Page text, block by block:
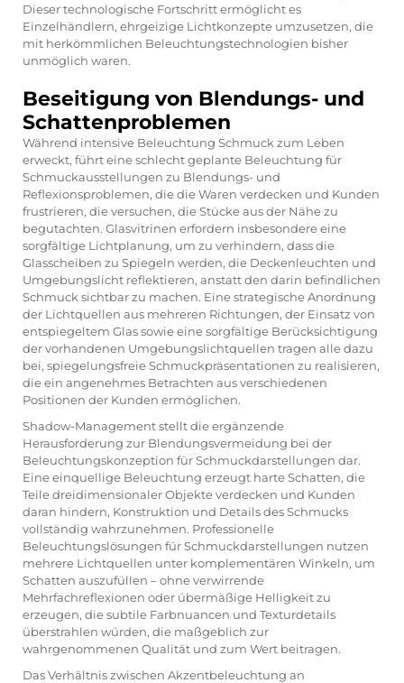
Dieser technologische Fortschritt ermöglicht es
Einzelhändlern, ehrgeizige Lichtkonzepte umzusetzen, die
mit herkömmlichen Beleuchtungstechnologien bisher
unmöglich waren.
Beseitigung von Blendungs- und
Schattenproblemen
Während intensive Beleuchtung Schmuck zum Leben
erweckt, führt eine schlecht geplante Beleuchtung für
Schmuckausstellungen zu Blendungs- und
Reflexionsproblemen, die die Waren verdecken und Kunden
frustrieren, die versuchen, die Stücke aus der Nähe zu
begutachten. Glasvitrinen erfordern insbesondere eine
sorgfältige Lichtplanung, um zu verhindern, dass die
Glasscheiben zu Spiegeln werden, die Deckenleuchten und
Umgebungslicht reflektieren, anstatt den darin befindlichen
Schmuck sichtbar zu machen. Eine strategische Anordnung
der Lichtquellen aus mehreren Richtungen, der Einsatz von
entspiegeltem Glas sowie eine sorgfältige Berücksichtigung
der vorhandenen Umgebungslichtquellen tragen alle dazu
bei, spiegelungsfreie Schmuckpräsentationen zu realisieren,
die ein angenehmes Betrachten aus verschiedenen
Positionen der Kunden ermöglichen.
Shadow-Management stellt die ergänzende
Herausforderung zur Blendungsvermeidung bei der
Beleuchtungskonzeption für Schmuckdarstellungen dar.
Eine einquellige Beleuchtung erzeugt harte Schatten, die
Teile dreidimensionaler Objekte verdecken und Kunden
daran hindern, Konstruktion und Details des Schmucks
vollständig wahrzunehmen. Professionelle
Beleuchtungslösungen für Schmuckdarstellungen nutzen
mehrere Lichtquellen unter komplementären Winkeln, um
Schatten auszufüllen – ohne verwirrende
Mehrfachreflexionen oder übermäßige Helligkeit zu
erzeugen, die subtile Farbnuancen und Texturdetails
überstrahlen würden, die maßgeblich zur
wahrgenommenen Qualität und zum Wert beitragen.
Das Verhältnis zwischen Akzentbeleuchtung an